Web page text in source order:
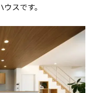
スです。